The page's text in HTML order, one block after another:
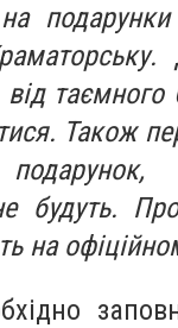
таємного
Також
будуть.
на